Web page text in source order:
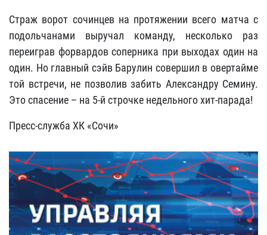
Страж ворот сочинцев на протяжении всего матча с
подольчанами выручал команду, несколько раз
переиграв форвардов соперника при выходах один на
один. Но главный сэйв Барулин совершил в овертайме
той встречи, не позволив забить Александру Семину.
Это спасение – на 5-й строчке недельного хит-парада!
Пресс-служба ХК «Сочи»